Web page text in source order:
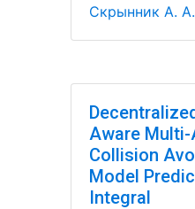
Скрынник А. А.
Aware
Collision
Model
Integral